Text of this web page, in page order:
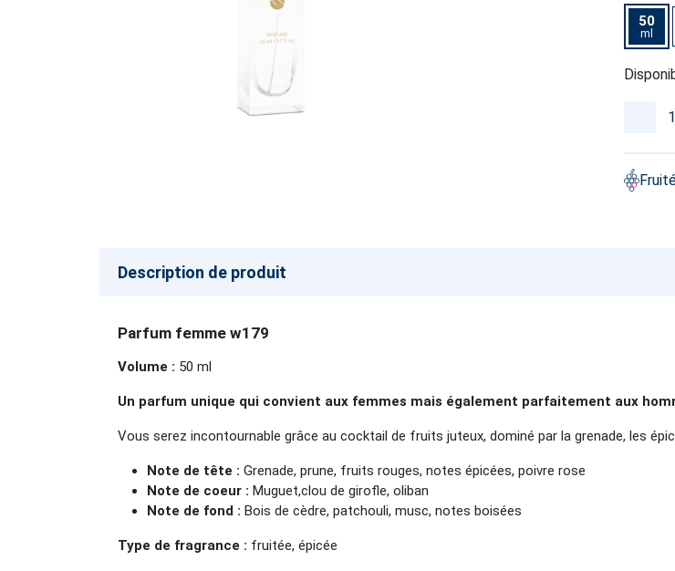
50
ml
Description de produit
Parfum femme w179
Volume : 50 ml
Un parfum unique qui convient aux femmes mais également parfaitement aux
Vous serez incontournable grâce au cocktail de fruits juteux, dominé par la grenade, les
Note de tête : Grenade, prune, fruits rouges, notes épicées, poivre rose
Note de coeur : Muguet,clou de girofle, oliban
Note de fond : Bois de cèdre, patchouli, musc, notes boisées
Type de fragrance : fruitée, épicée